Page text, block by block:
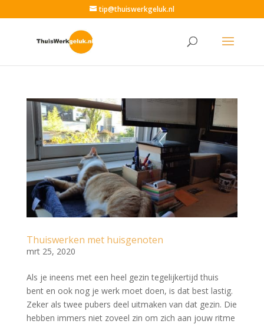
tip@thuiswerkgeluk.nl
Thuiswerken met huisgenoten
mrt 25, 2020
Als je ineens met een heel gezin tegelijkertijd thuis
bent en ook nog je werk moet doen, is dat best lastig.
Zeker als twee pubers deel uitmaken van dat gezin. Die
hebben immers niet zoveel zin om zich aan jouw ritme